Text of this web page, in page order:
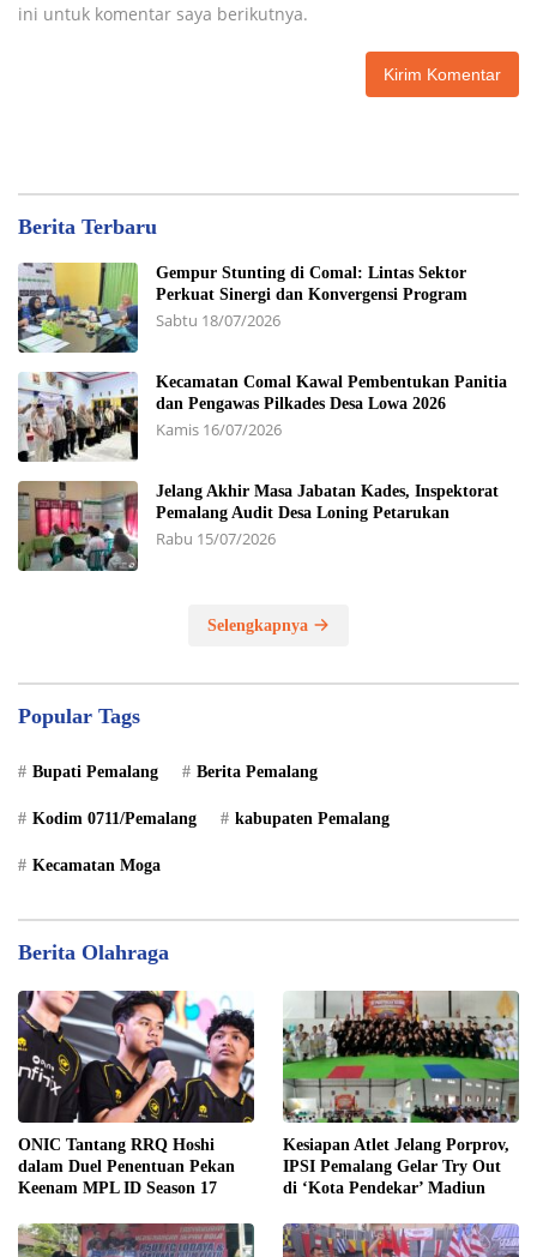
ini untuk komentar saya berikutnya.
Berita Terbaru
Gempur Stunting di Comal: Lintas Sektor
Perkuat Sinergi dan Konvergensi Program
Sabtu 18/07/2026
Kecamatan Comal Kawal Pembentukan Panitia
dan Pengawas Pilkades Desa Lowa 2026
Kamis 16/07/2026
Jelang Akhir Masa Jabatan Kades, Inspektorat
Pemalang Audit Desa Loning Petarukan
Rabu 15/07/2026
Selengkapnya
Popular Tags
Bupati Pemalang Berita Pemalang
Kodim 0711/Pemalang kabupaten Pemalang
Kecamatan Moga
Berita Olahraga
ONIC Tantang RRQ Hoshi
dalam Duel Penentuan Pekan
Keenam MPL ID Season 17
Kesiapan Atlet Jelang Porprov,
IPSI Pemalang Gelar Try Out
di ‘Kota Pendekar’ Madiun